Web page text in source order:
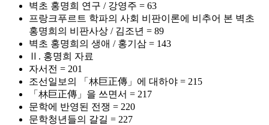
벽초 홍명희 연구 / 강영주 = 63
프랑크푸르트 학파의 사회 비판이론에 비추어 본 벽초
홍명희의 비판사상 / 김조년 = 89
벽초 홍명희의 생애 / 홍기삼 = 143
Ⅱ. 홍명희 자료
자서전 = 201
조선일보의 「林巨正傳」에 대하야 = 215
「林巨正傳」을 쓰면서 = 217
문학에 반영된 전쟁 = 220
문학청년들의 갈길 = 227